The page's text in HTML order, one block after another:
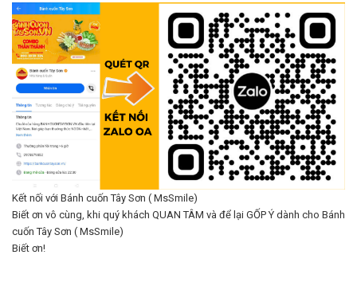
Kết nối với Bánh cuốn Tây Sơn ( MsSmile)
Biết ơn vô cùng, khi quý khách QUAN TÂM và để lại GỐP Ý dành cho Bánh
cuốn Tây Sơn ( MsSmile)
Biết ơn!